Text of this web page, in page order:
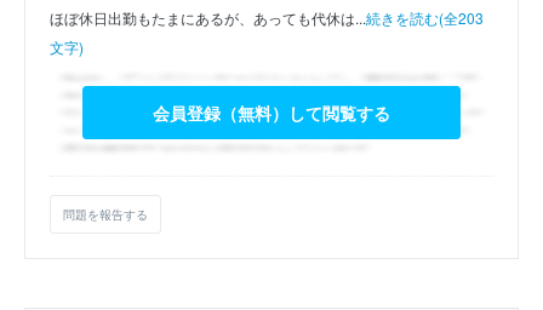
ほぼ休日出勤もたまにあるが、あっても代休は...続きを読む(全203
文字)
会員登録（無料）して閲覧する
問題を報告する